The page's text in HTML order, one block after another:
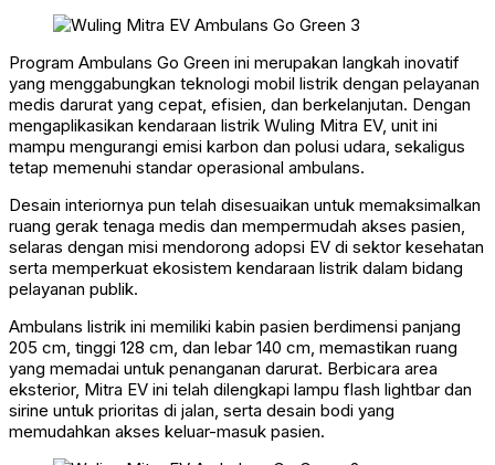
Program Ambulans Go Green ini merupakan langkah inovatif
yang menggabungkan teknologi mobil listrik dengan pelayanan
medis darurat yang cepat, efisien, dan berkelanjutan. Dengan
mengaplikasikan kendaraan listrik Wuling Mitra EV, unit ini
mampu mengurangi emisi karbon dan polusi udara, sekaligus
tetap memenuhi standar operasional ambulans.
Desain interiornya pun telah disesuaikan untuk memaksimalkan
ruang gerak tenaga medis dan mempermudah akses pasien,
selaras dengan misi mendorong adopsi EV di sektor kesehatan
serta memperkuat ekosistem kendaraan listrik dalam bidang
pelayanan publik.
Ambulans listrik ini memiliki kabin pasien berdimensi panjang
205 cm, tinggi 128 cm, dan lebar 140 cm, memastikan ruang
yang memadai untuk penanganan darurat. Berbicara area
eksterior, Mitra EV ini telah dilengkapi lampu flash lightbar dan
sirine untuk prioritas di jalan, serta desain bodi yang
memudahkan akses keluar-masuk pasien.